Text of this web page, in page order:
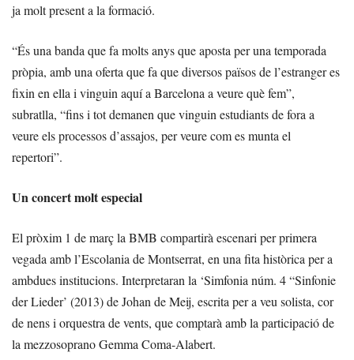
ja molt present a la formació.
“És una banda que fa molts anys que aposta per una temporada
pròpia, amb una oferta que fa que diversos països de l’estranger es
fixin en ella i vinguin aquí a Barcelona a veure què fem”,
subratlla, “fins i tot demanen que vinguin estudiants de fora a
veure els processos d’assajos, per veure com es munta el
repertori”.
Un concert molt especial
El pròxim 1 de març la BMB compartirà escenari per primera
vegada amb l’Escolania de Montserrat, en una fita històrica per a
ambdues institucions. Interpretaran la ‘Simfonia núm. 4 “Sinfonie
der Lieder’ (2013) de Johan de Meij, escrita per a veu solista, cor
de nens i orquestra de vents, que comptarà amb la participació de
la mezzosoprano Gemma Coma-Alabert.